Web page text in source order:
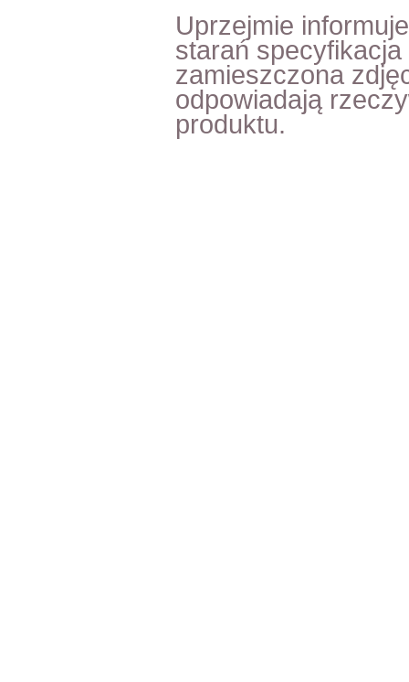
Uprzejmie
starań
zamieszczona
odpowiadają
produktu.